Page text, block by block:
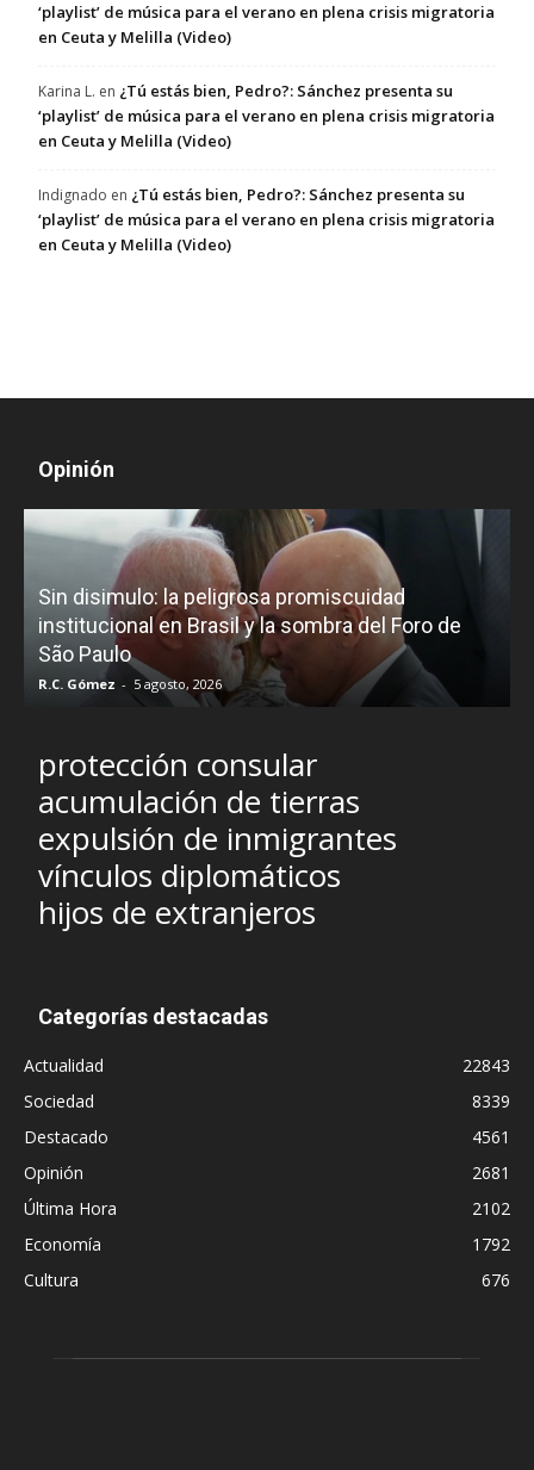
‘playlist’ de música para el verano en plena crisis migratoria
en Ceuta y Melilla (Video)
Karina L. en ¿Tú estás bien, Pedro?: Sánchez presenta su
‘playlist’ de música para el verano en plena crisis migratoria
en Ceuta y Melilla (Video)
Indignado en ¿Tú estás bien, Pedro?: Sánchez presenta su
‘playlist’ de música para el verano en plena crisis migratoria
en Ceuta y Melilla (Video)
Opinión
Sin disimulo: la peligrosa promiscuidad
institucional en Brasil y la sombra del Foro de
São Paulo
R.C. Gómez - 5 agosto, 2026
protección consular
acumulación de tierras
expulsión de inmigrantes
vínculos diplomáticos
hijos de extranjeros
Categorías destacadas
Actualidad
22843
Sociedad
8339
Destacado
4561
Opinión
2681
Última Hora
2102
Economía
1792
Cultura
676